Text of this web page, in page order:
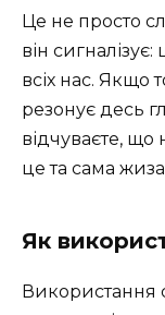
Це не просто
він
всіх нас. Якщо
резонує десь
відчуваєте, що
це та сама
Як
Використання